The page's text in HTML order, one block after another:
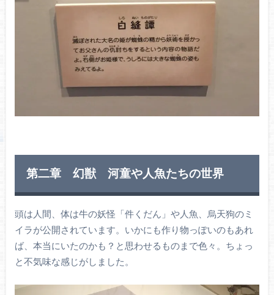
第二章 幻獣 河童や人魚たちの世界
頭は人間、体は牛の妖怪「件くだん」や人魚、烏天狗のミ
イラが公開されています。いかにも作り物っぽいのもあれ
ば、本当にいたのかも？と思わせるものまで色々。ちょっ
と不気味な感じがしました。